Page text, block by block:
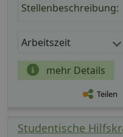
Stellenbeschreibung:
Arbeitszeit
mehr Details
Teilen
Studentische